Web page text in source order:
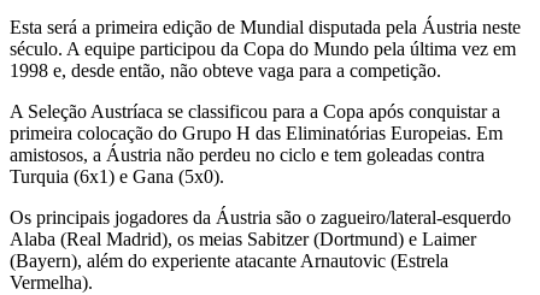
Esta será a primeira edição de Mundial disputada pela Áustria neste
século. A equipe participou da Copa do Mundo pela última vez em
1998 e, desde então, não obteve vaga para a competição.
A Seleção Austríaca se classificou para a Copa após conquistar a
primeira colocação do Grupo H das Eliminatórias Europeias. Em
amistosos, a Áustria não perdeu no ciclo e tem goleadas contra
Turquia (6x1) e Gana (5x0).
Os principais jogadores da Áustria são o zagueiro/lateral-esquerdo
Alaba (Real Madrid), os meias Sabitzer (Dortmund) e Laimer
(Bayern), além do experiente atacante Arnautovic (Estrela
Vermelha).